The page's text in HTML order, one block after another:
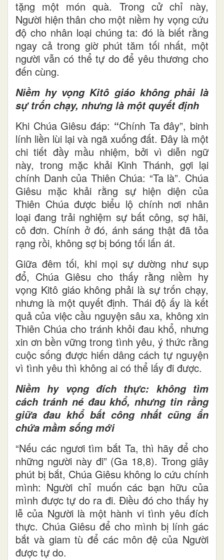
tặng một món quà. Trong cử chỉ này,
Người hiện thân cho một niềm hy vọng cứu
độ cho nhân loại chúng ta: đó là biết rằng
ngay cả trong giờ phút tăm tối nhất, một
người vẫn có thể tự do để yêu thương cho
đến cùng.
Niềm hy vọng Kitô giáo không phải là
sự trốn chạy, nhưng là một quyết định
Khi Chúa Giêsu đáp: “Chính Ta đây”, binh
lính liền lùi lại và ngã xuống đất. Đây là một
chi tiết đầy mầu nhiệm, bởi vì diễn ngữ
này, trong mặc khải Kinh Thánh, gợi lại
chính Danh của Thiên Chúa: “Ta là”. Chúa
Giêsu mặc khải rằng sự hiện diện của
Thiên Chúa được biểu lộ chính nơi nhân
loại đang trải nghiệm sự bất công, sợ hãi,
cô đơn. Chính ở đó, ánh sáng thật đã tỏa
rạng rồi, không sợ bị bóng tối lấn át.
Giữa đêm tối, khi mọi sự dường như sụp
đổ, Chúa Giêsu cho thấy rằng niềm hy
vọng Kitô giáo không phải là sự trốn chạy,
nhưng là một quyết định. Thái độ ấy là kết
quả của việc cầu nguyện sâu xa, không xin
Thiên Chúa cho tránh khỏi đau khổ, nhưng
xin ơn bền vững trong tình yêu, ý thức rằng
cuộc sống được hiến dâng cách tự nguyện
vì tình yêu thì không ai có thể lấy đi được.
Niềm hy vọng đích thực: không tìm
cách tránh né đau khổ, nhưng tin rằng
giữa đau khổ bất công nhất cũng ẩn
chứa mầm sống mới
“Nếu các ngươi tìm bắt Ta, thì hãy để cho
những người này đi” (Ga 18,8). Trong giây
phút bị bắt, Chúa Giêsu không lo cứu chính
mình: Người chỉ muốn các bạn hữu của
mình được tự do ra đi. Điều đó cho thấy hy
lễ của Người là một hành vi tình yêu đích
thực. Chúa Giêsu để cho mình bị lính gác
bắt và giam tù để các môn đệ của Người
được tự do.